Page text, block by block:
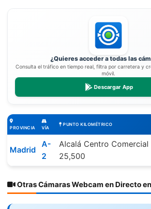
¿Quieres acceder a todas las
Consulta el tráfico en tiempo real, filtra por carretera y
móvil.
Descargar App
PROVINCIA VÍA
PUNTO KILOMÉTRICO
Madrid
A-
2
Alcalá Centro Comercial
25,500
Otras Cámaras Webcam en Directo